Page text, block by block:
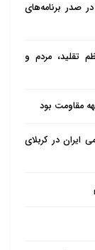
صدر برنامه‌های
تقلید، مردم و
مقاومت بود
ایران در کربلای